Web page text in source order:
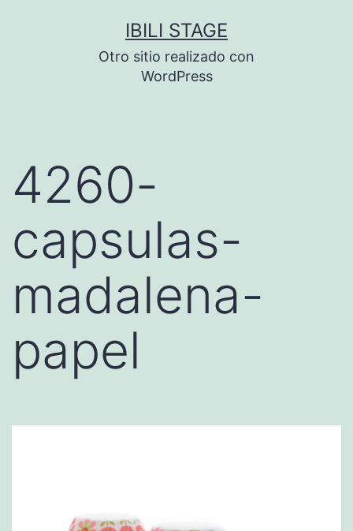
IBILI STAGE
Otro sitio realizado con
WordPress
4260-
capsulas-
madalena-
papel